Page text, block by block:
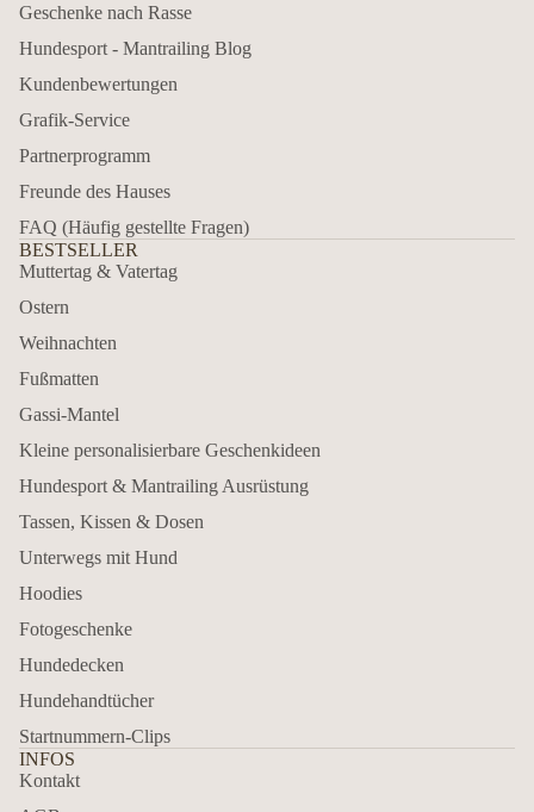
Geschenke nach Rasse
Hundesport - Mantrailing Blog
Kundenbewertungen
Grafik-Service
Partnerprogramm
Freunde des Hauses
FAQ (Häufig gestellte Fragen)
BESTSELLER
Muttertag & Vatertag
Ostern
Weihnachten
Fußmatten
Gassi-Mantel
Kleine personalisierbare Geschenkideen
Hundesport & Mantrailing Ausrüstung
Tassen, Kissen & Dosen
Unterwegs mit Hund
Hoodies
Fotogeschenke
Hundedecken
Hundehandtücher
Startnummern-Clips
INFOS
Kontakt